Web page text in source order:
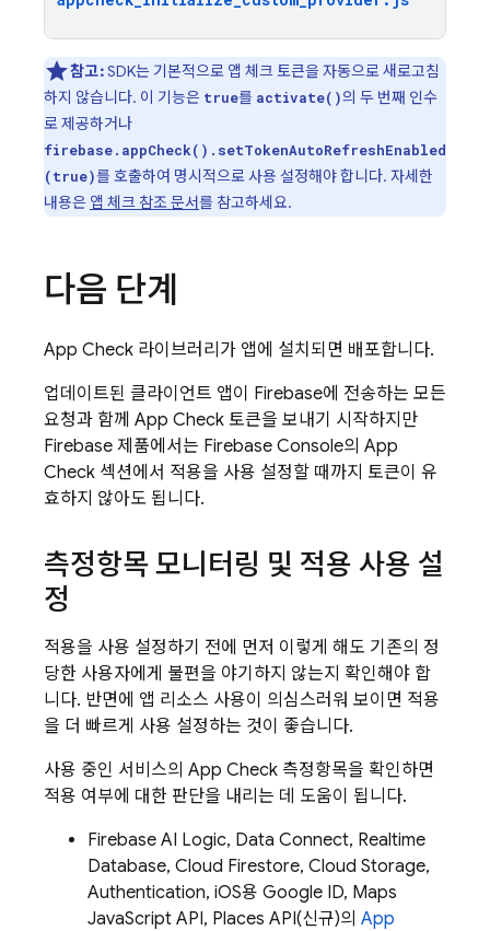
참고:SDK는 기본적으로 앱 체크 토큰을 자동으로 새로고침
하지 않습니다. 이 기능은 true를 activate()의 두 번째 인수
로 제공하거나
firebase.appCheck().setTokenAutoRefreshEnabled
(true)를 호출하여 명시적으로 사용 설정해야 합니다. 자세한
내용은 앱 체크 참조 문서를 참고하세요.
다음 단계
App Check 라이브러리가 앱에 설치되면 배포합니다.
업데이트된 클라이언트 앱이 Firebase에 전송하는 모든
요청과 함께 App Check 토큰을 보내기 시작하지만
Firebase 제품에서는 Firebase Console의 App
Check 섹션에서 적용을 사용 설정할 때까지 토큰이 유
효하지 않아도 됩니다.
측정항목 모니터링 및 적용 사용 설
정
적용을 사용 설정하기 전에 먼저 이렇게 해도 기존의 정
당한 사용자에게 불편을 야기하지 않는지 확인해야 합
니다. 반면에 앱 리소스 사용이 의심스러워 보이면 적용
을 더 빠르게 사용 설정하는 것이 좋습니다.
사용 중인 서비스의 App Check 측정항목을 확인하면
적용 여부에 대한 판단을 내리는 데 도움이 됩니다.
Firebase AI Logic, Data Connect, Realtime
Database, Cloud Firestore, Cloud Storage,
Authentication, iOS용 Google ID, Maps
JavaScript API, Places API(신규)의 App